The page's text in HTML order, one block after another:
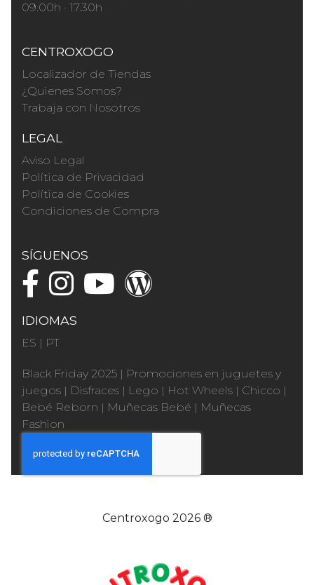
09.00h · 17.30h
CENTROXOGO
Localizador de Tiendas
¿Quienes Somos?
Trabaja con Nosotros
LEGAL
Aviso Legal
Política de Privacidad
Política de Cookies
Condiciones de Compra
SÍGUENOS
IDIOMAS
ES | PT
Black Friday 2025 | Promociones en juguetes y
juegos | Disfraces | Lego | Hot Wheels | Chicco |
Bebé Reborn | Muñecas Bebé | Muñecas
Fashion
Centroxogo 2026 ®